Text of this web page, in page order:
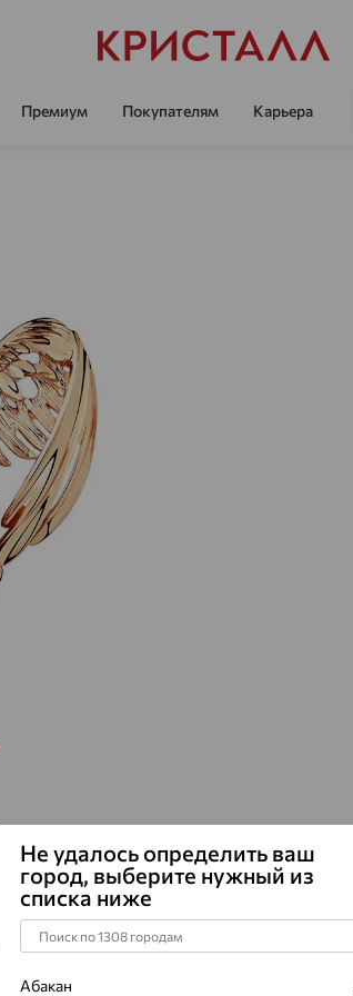
Премиум Покупателям Карьера
Не удалось определить ваш
город, выберите нужный из
списка ниже
Абакан